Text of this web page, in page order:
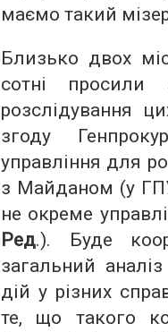
маємо такий
Близько двох
сотні просили
розслідування
згоду
управління для
з Майданом (у
не окреме
Ред.). Буде
загальний
дій у різних
те, що такого